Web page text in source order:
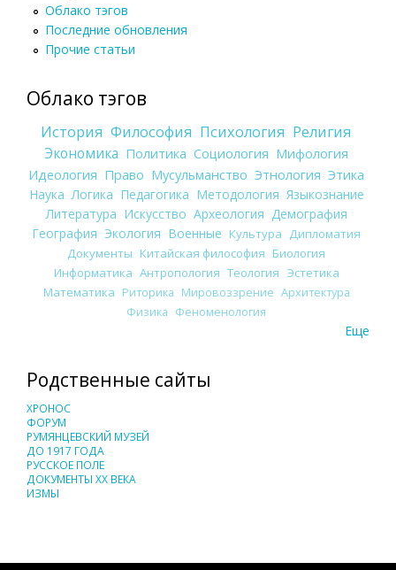
Облако тэгов
Последние обновления
Прочие статьи
Облако тэгов
История Философия Психология Религия
Экономика Политика Социология Мифология
Идеология Право Мусульманство Этнология Этика
Наука Логика Педагогика Методология Языкознание
Литература Искусство Археология Демография
География Экология Военные Культура
Дипломатия
Документы Китайская философия Биология
Информатика Антропология Теология Эстетика
Математика Риторика Мировоззрение Архитектура
Физика Феноменология
Еще
Родственные сайты
ХРОНОС
ФОРУМ
РУМЯНЦЕВСКИЙ МУЗЕЙ
ДО 1917 ГОДА
РУССКОЕ ПОЛЕ
ДОКУМЕНТЫ XX ВЕКА
ИЗМЫ